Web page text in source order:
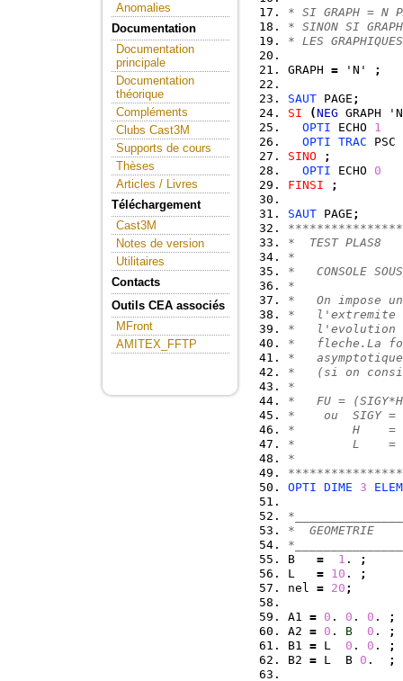
Anomalies
Documentation
Documentation
principale
Documentation
théorique
Compléments
Clubs Cast3M
Supports de cours
Thèses
Articles / Livres
Téléchargement
Cast3M
Notes de version
Utilitaires
Contacts
Outils CEA associés
MFront
AMITEX_FFTP
* SI GRAPH = N
* SINON SI
* LES
GRAPH = 'N' ;
SAUT PAGE ;
SI
(NEG GRAPH
OPTI ECHO 1
OPTI TRAC
SINO
;
OPTI ECHO 0
FINSI
;
SAUT PAGE ;
*  TEST PLAS8
*
*   CONSOLE SOUS
*
*   On impose
*   l'extremite
*   l'evolution
*   fleche.La
*
*   (si on
*
*   FU =
*    ou  SIGY
*        H    =
*        L    =
*
OPTI DIME 3 ELEM
*  GEOMETRIE
B = 1 .
;
L = 10 .
;
nel = 20 ;
A1 = 0 . 0 . 0 .
;
A2 = 0 . B 0 .
;
B1 = L 0 . 0 .
;
B2 = L  B 0 . ;